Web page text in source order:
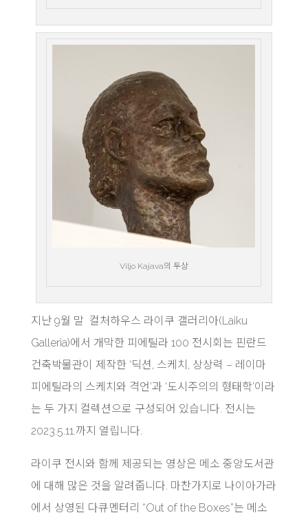
Viljo Kajava의 두상
지난 9월 말 컬처하우스 라이쿠 갤러리아(Laiku
Galleria)에서 개막한 피에틸라 100 전시회는 핀란드
건축박물관이 제작한 ‘딕션, 스케치, 상상력 – 레이마
피에틸라의 스케치와 격언’과 ‘도시주의의 형태학’이라
는 두 가지 컬렉션으로 구성되어 있습니다. 전시는
2023.5.11.까지 열립니다.
라이쿠 전시와 함께 제공되는 영상은 메소 중앙도서관
에 대해 많은 것을 알려줍니다. 마찬가지로 나이아가라
에서 상영된 다큐멘터리 “Out of the Boxes”는 메소